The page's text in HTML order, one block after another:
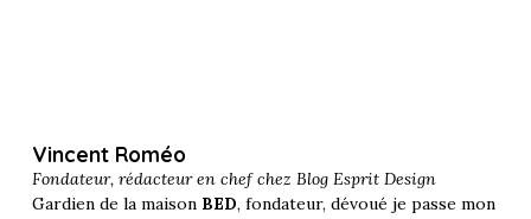
Vincent Roméo
Fondateur, rédacteur en chef chez Blog Esprit Design
Gardien de la maison BED, fondateur, dévoué je passe mon